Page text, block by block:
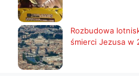
Rozbudowa
śmierci Jezusa w